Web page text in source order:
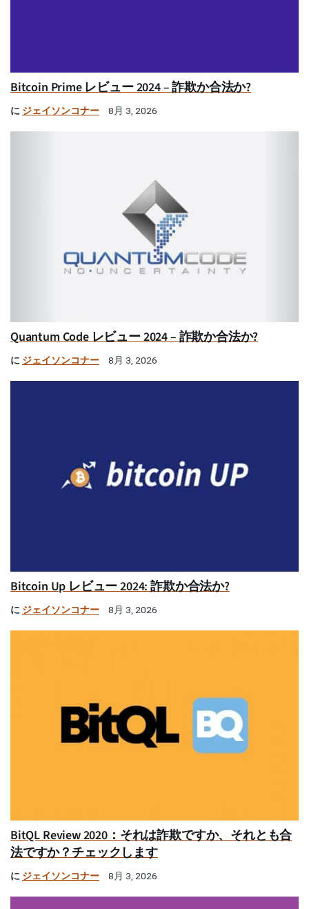
Bitcoin Prime レビュー 2024 – 詐欺か合法か?
に ジェイソンコナー 8月 3, 2026
Quantum Code レビュー 2024 – 詐欺か合法か?
に ジェイソンコナー 8月 3, 2026
Bitcoin Up レビュー 2024: 詐欺か合法か?
に ジェイソンコナー 8月 3, 2026
BitQL Review 2020：それは詐欺ですか、それとも合
法ですか？チェックします
に ジェイソンコナー 8月 3, 2026